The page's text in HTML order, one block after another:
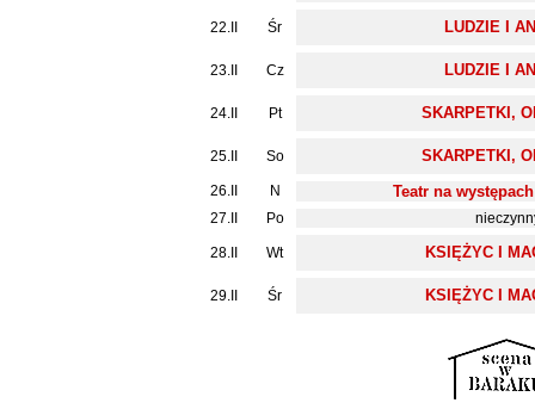
22.II Śr LUDZIE I
23.II Cz LUDZIE I
24.II Pt SKARPETKI,
25.II So SKARPETKI,
26.II N Teatr na
27.II Po
28.II Wt KSIĘŻYC I
29.II Śr KSIĘŻYC I